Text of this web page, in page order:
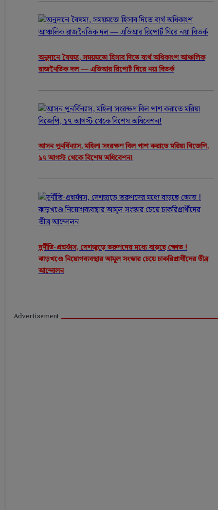
অনুদানে বৈষম্য, সময়মতো হিসাব দিতে ব্যর্থ অধিকাংশ আঞ্চলিক
রাজনৈতিক দল — এডিআর রিপোর্ট ঘিরে নয়া বিতর্ক
আসন পুনর্বিন্যাস, মহিলা সংরক্ষণ বিল পাশ করাতে মরিয়া বিজেপি,
১৭ আগস্ট থেকে বিশেষ অধিবেশন!
দুর্নীতি-প্রশ্নফাঁস, দেশজুড়ে তরুণদের মধ্যে বাড়ছে ক্ষোভ !
ঝাড়খণ্ডে নিয়োগব্যবস্থার আমূল সংস্কার চেয়ে চাকরিপ্রার্থীদের তীব্র
আন্দোলন
Advertisement